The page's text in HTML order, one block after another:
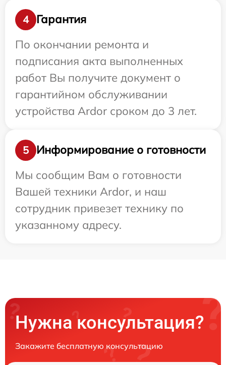
4
Гарантия
По окончании ремонта и
подписания акта выполненных
работ Вы получите документ о
гарантийном обслуживании
устройства Ardor сроком до 3 лет.
5
Информирование о готовности
Мы сообщим Вам о готовности
Вашей техники Ardor, и наш
сотрудник привезет технику по
указанному адресу.
Нужна консультация?
Закажите бесплатную консультацию